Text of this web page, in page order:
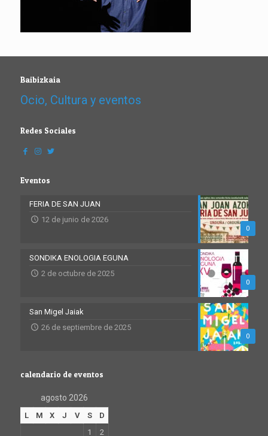
Baibizkaia
Ocio, Cultura y eventos
Redes Sociales
Eventos
0
FERIA DE SAN JUAN
12 de junio de 2026
0
SONDIKA ENOLOGIA EGUNA
2 de octubre de 2025
0
San Migel Jaiak
26 de septiembre de 2025
calendario de eventos
agosto 2026
L M X J V S
D
1
2